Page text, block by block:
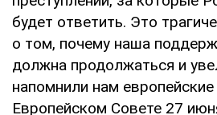
будет ответить. Это
о том, почему наша
должна продолжаться и
напомнили нам
Европейском Совете 27